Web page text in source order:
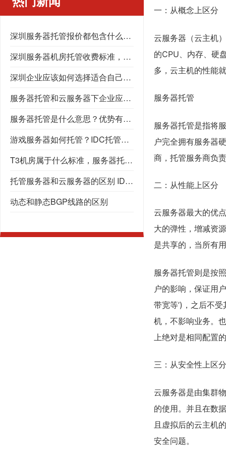
深圳服务器托管报价都包含什么？服务器托管怎么收费？机柜租用怎么收费？
深圳服务器机房托管收费标准，深圳服务器托管
深圳企业应该如何选择适合自己的深圳服务器托管公司
服务器托管和云服务器下企业应如何抉择？托管服务器又应该在什么情况下选择呢？机柜租用，高电机房，GPU服务器托管，数据中心
服务器托管是什么意思？优势有什么？为什么选择服务器托管？
游戏服务器如何托管？IDC托管，高电机房，数据中心
T3机房属于什么标准，服务器托管应该选择什么样的机房，T3机房能提供什么服务
托管服务器和云服务器的区别 IDC机房 深圳服务器托管
动态和静态BGP线路的区别
一：从概念上区分
云服务器（云主机
的CPU、内存、硬
多，云主机的性能
服务器托管
服务器托管是指将
户完全拥有服务器
商，托管服务商负
二：从性能上区分
云服务器最大的优
大的弹性，增减资
是共享的，当所有
服务器托管则是按
户的影响，保证用
带宽等’)，之后不
机，不影响业务。
上绝对是相同配置
三：从安全性上区分
云服务器是由集群
的使用。并且在数
且虚拟后的云主机
安全问题。